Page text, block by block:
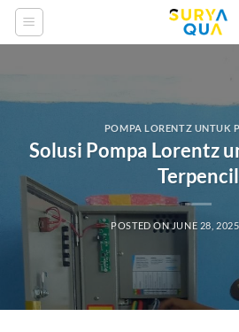
Skip
POMPA LORENTZ UNTUK
Solusi Pompa Lorentz
Terpencil
POSTED ONJUNE 28, 2025